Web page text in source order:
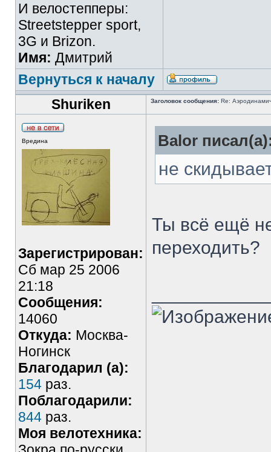
И велостепперы:
Streetstepper sport,
3G и Brizon.
Имя: Дмитрий
Вернуться к началу
Shuriken
Заголовок сообщения: Re:
Вредина
Зарегистрирован:
Сб мар 25 2006
21:18
Сообщения:
14060
Откуда: Москва-
Ногинск
Благодарил (а):
154 раз.
Поблагодарили:
844 раз.
Моя велотехника:
Balor
не
Ты всё ещё
переходить?